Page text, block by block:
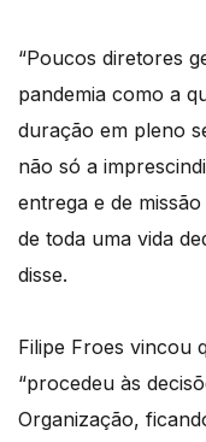
“Poucos diretores
pandemia como a
duração em pleno
não só a
entrega e de
de toda uma vida
disse.
Filipe Froes vincou
“procedeu às
Organização,